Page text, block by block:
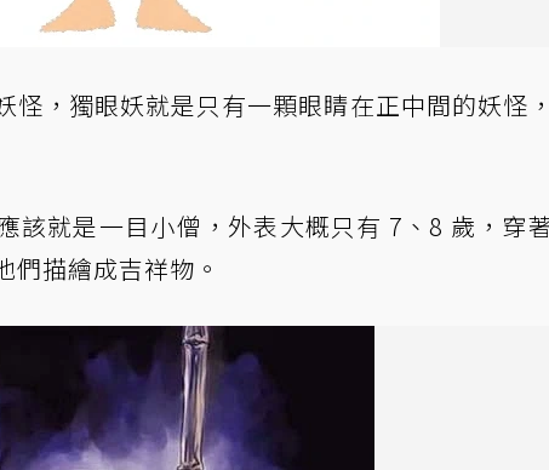
怪，獨眼妖就是只有一顆眼睛在正中間的妖怪
該就是一目小僧，外表大概只有 7、8 歲，穿
們描繪成吉祥物。